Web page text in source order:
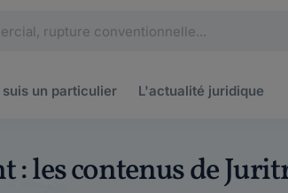
un particulier L'actualité juridique
les contenus de